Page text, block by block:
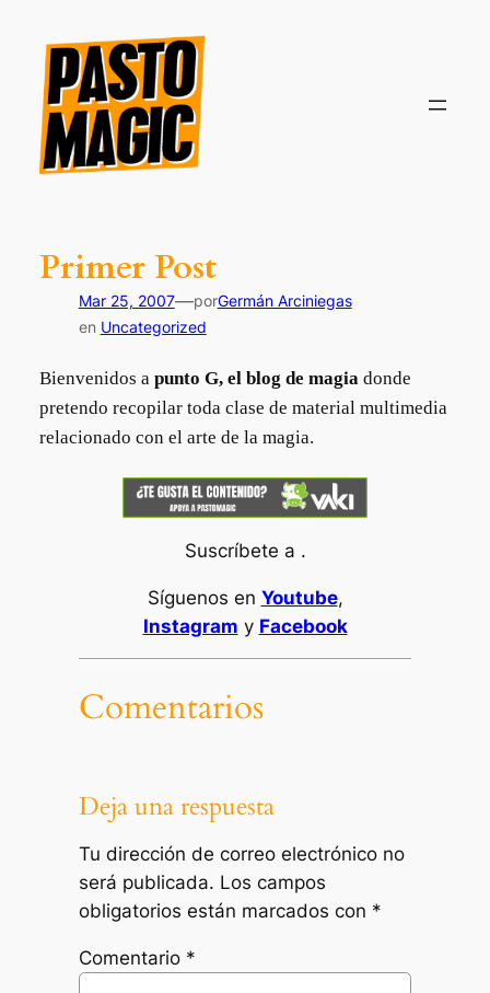
contenido
Primer Post
Mar 25, 2007—porGermán Arciniegas
en Uncategorized
Bienvenidos a punto G, el blog de magiadonde
pretendo recopilar toda clase de material multimedia
relacionado con el arte de la magia.
Suscríbete a .
Síguenos en Youtube,
Instagram y Facebook
Comentarios
Deja una respuesta
Tu dirección de correo electrónico no
será publicada. Los campos
obligatorios están marcados con *
Comentario *